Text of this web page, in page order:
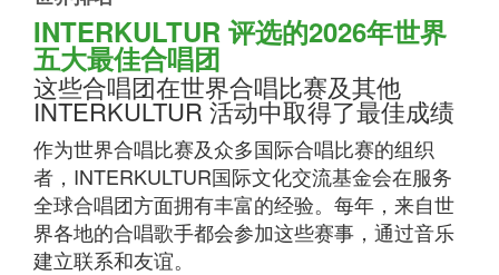
INTERKULTUR 评选的2026年世界
五大最佳合唱团
这些合唱团在世界合唱比赛及其他
INTERKULTUR 活动中取得了最佳成绩
作为世界合唱比赛及众多国际合唱比赛的组织
者，INTERKULTUR国际文化交流基金会在服务
全球合唱团方面拥有丰富的经验。每年，来自世
界各地的合唱歌手都会参加这些赛事，通过音乐
建立联系和友谊。